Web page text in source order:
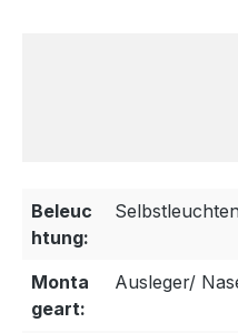
Beleuc
htung:
Monta
geart:
Ausleger/